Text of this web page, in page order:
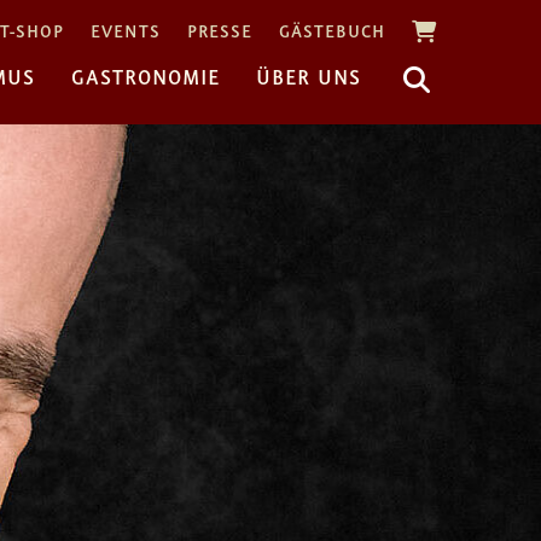
SHOP EVENTS PRESSE GÄSTEBUCH
GASTRONOMIE ÜBER UNS